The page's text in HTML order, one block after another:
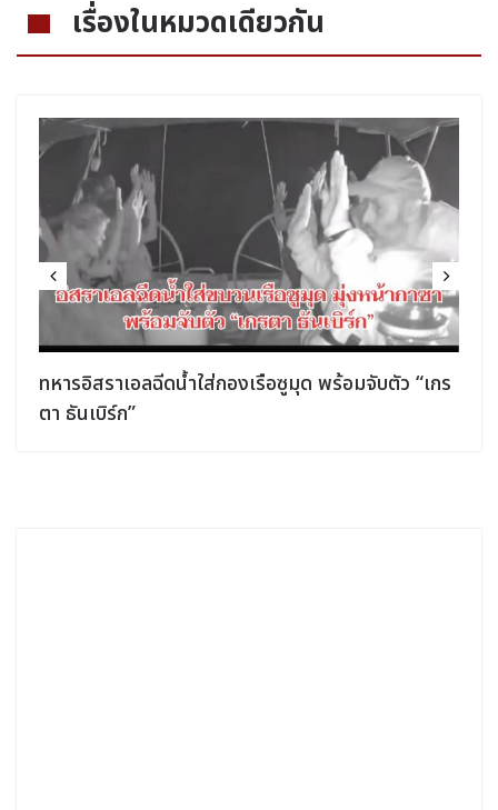
เรื่องในหมวดเดียวกัน
ทหารอิสราเอลฉีดน้ำใส่กองเรือซูมุด พร้อมจับตัว “เกร
ตา ธันเบิร์ก”